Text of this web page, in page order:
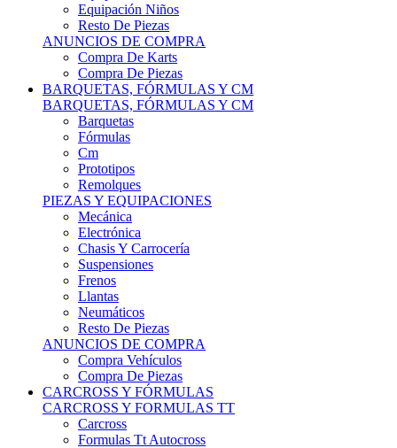
Equipación Niños
Resto De Piezas
ANUNCIOS DE COMPRA
Compra De Karts
Compra De Piezas
BARQUETAS, FÓRMULAS Y CM
BARQUETAS, FÓRMULAS Y CM
Barquetas
Fórmulas
Cm
Prototipos
Remolques
PIEZAS Y EQUIPACIONES
Mecánica
Electrónica
Chasis Y Carrocería
Suspensiones
Frenos
Llantas
Neumáticos
Resto De Piezas
ANUNCIOS DE COMPRA
Compra Vehículos
Compra De Piezas
CARCROSS Y FÓRMULAS
CARCROSS Y FORMULAS TT
Carcross
Formulas Tt Autocross